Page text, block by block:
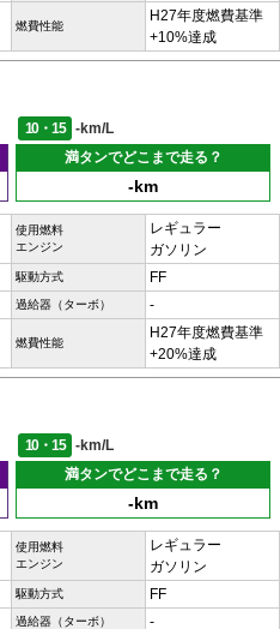
燃費性能
H27年度燃費基準
+10%達成
10・15
-km/L
満タンでどこまで走る？
-km
使用燃料
エンジン
レギュラー
ガソリン
駆動方式 FF
過給器（ターボ） -
燃費性能
H27年度燃費基準
+20%達成
10・15
-km/L
満タンでどこまで走る？
-km
使用燃料
エンジン
レギュラー
ガソリン
駆動方式 FF
過給器（ターボ） -